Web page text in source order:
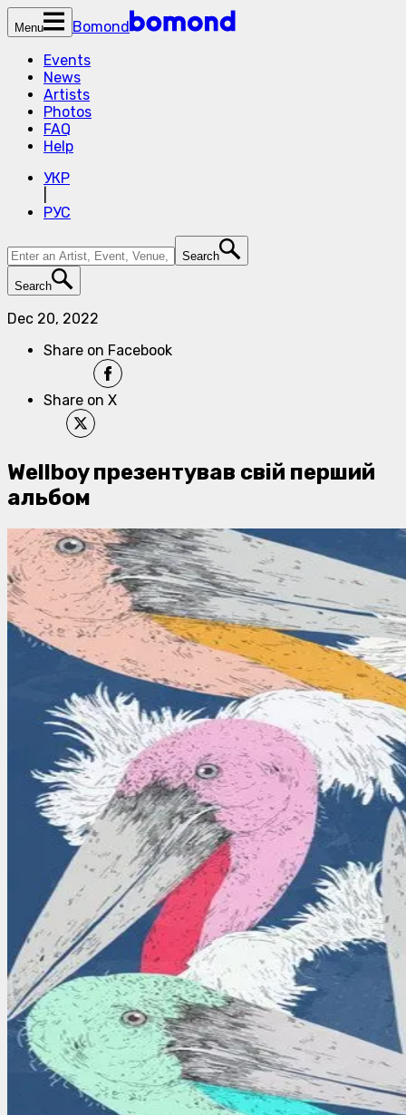
Menu
Bomond
Events
News
Artists
Photos
FAQ
Help
УКР
РУС
Search
Search
Dec 20, 2022
Share on Facebook
Share on X
Wellboy презентував свій перший
альбом